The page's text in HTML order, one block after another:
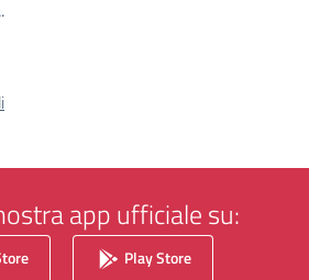
app ufficiale su:
Play Store